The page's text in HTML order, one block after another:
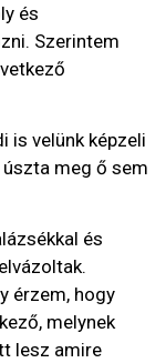
és
Szerintem
is velünk képzeli
meg ő sem
és
érzem, hogy
melynek
lesz amire